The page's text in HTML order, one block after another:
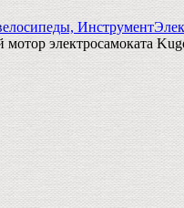
Инструмент
мотор электросамоката